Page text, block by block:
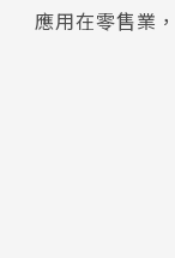
應用在零售業